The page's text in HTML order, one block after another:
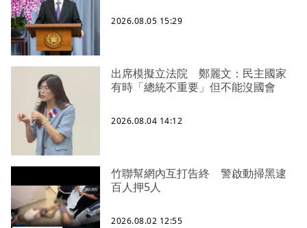
2026.08.05 15:29
出席模擬立法院 鄭麗文：民主國家
有時「總統不重要」但不能沒國會
2026.08.04 14:12
竹聯幫網內互打告終 警啟動掃黑逮
百人押5人
2026.08.02 12:55